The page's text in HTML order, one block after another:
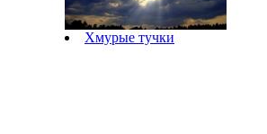
Хмурые тучки